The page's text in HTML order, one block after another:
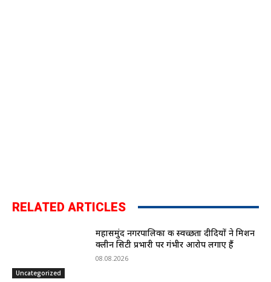
RELATED ARTICLES
Uncategorized
महासमुंद नगरपालिका की स्वच्छता दीदियों ने मिशन
क्लीन सिटी प्रभारी पर गंभीर आरोप लगाए हैं
08.08.2026